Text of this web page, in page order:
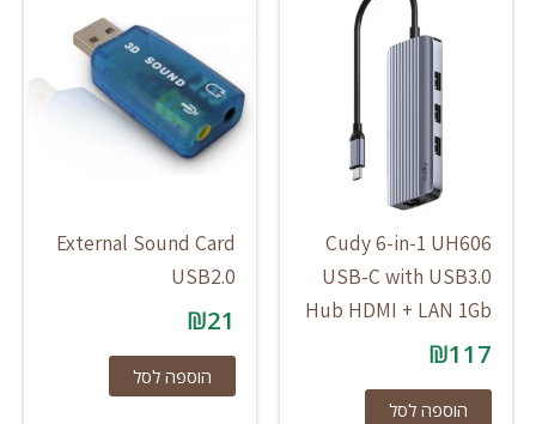
Cudy 6-in-1 UH606
USB-C with USB3.0
Hub HDMI + LAN 1Gb
₪117
הוספה לסל
External Sound Card
USB2.0
₪21
הוספה לסל